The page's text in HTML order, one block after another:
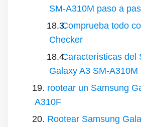
SM-A310M paso a
Comprueba todo
Checker
Características del
Galaxy A3 SM-A310M
rootear un Samsung
A310F
Rootear Samsung